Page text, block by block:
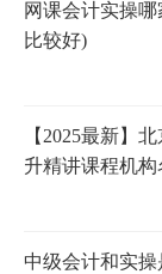
网课会计实操
比较好)
【2025最新】
升精讲课程机
中级会计和实